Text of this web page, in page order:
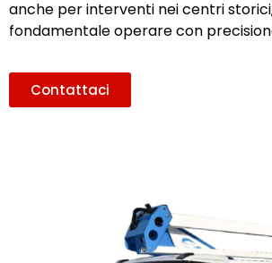
anche per interventi nei centri
fondamentale operare con
Contattaci